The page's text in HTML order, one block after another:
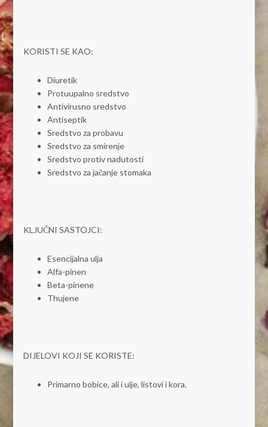
KORISTI SE KAO:
Diuretik
Protuupalno sredstvo
Antivirusno sredstvo
Antiseptik
Sredstvo za probavu
Sredstvo za smirenje
Sredstvo protiv nadutosti
Sredstvo za jačanje stomaka
KLJUČNI SASTOJCI:
Esencijalna ulja
Alfa-pinen
Beta-pinene
Thujene
DIJELOVI KOJI SE KORISTE:
Primarno bobice, ali i ulje, listovi i kora.